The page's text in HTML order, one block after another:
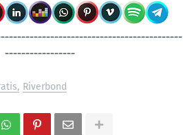
-----------------------------------
-----------------
Riverbond